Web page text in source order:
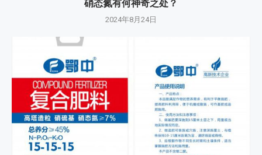
硝态氮有何神奇之处？
2024年8月24日